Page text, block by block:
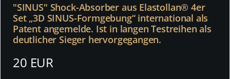
"SINUS" Shock-Absorber aus Elastollan® 4er
Set „3D SINUS-Formgebung“ international als
Patent angemelde. Ist in langen Testreihen als
deutlicher Sieger hervorgegangen.
20 EUR